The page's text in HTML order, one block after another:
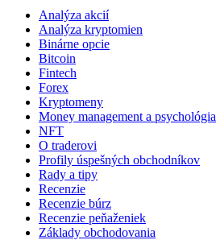
Analýza akcií
Analýza kryptomien
Binárne opcie
Bitcoin
Fintech
Forex
Kryptomeny
Money management a psychológia
NFT
O traderovi
Profily úspešných obchodníkov
Rady a tipy
Recenzie
Recenzie búrz
Recenzie peňaženiek
Základy obchodovania